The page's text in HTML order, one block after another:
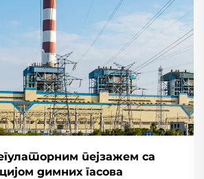
пејзажем са
димних гасова